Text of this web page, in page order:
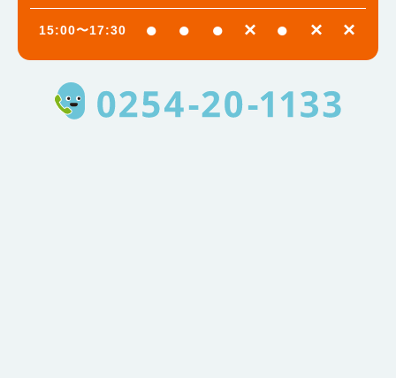
15:00〜17:30 ● ● ● × ● × ×